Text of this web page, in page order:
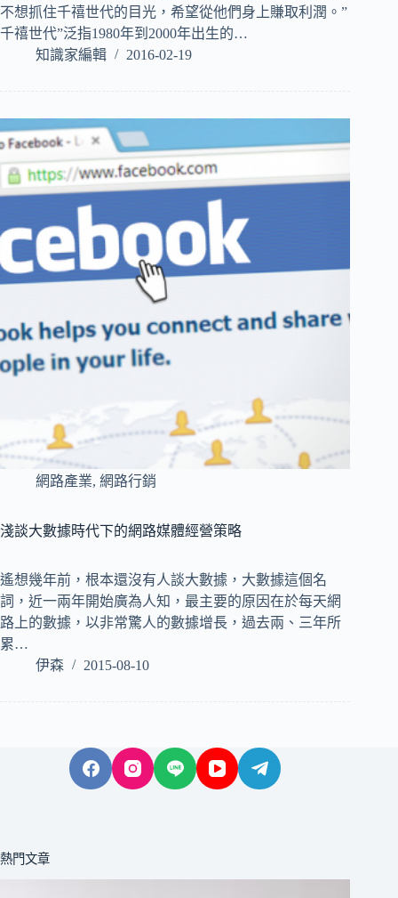
不想抓住千禧世代的目光，希望從他們身上賺取利潤。”
千禧世代”泛指1980年到2000年出生的…
知識家編輯
2016-02-19
網路產業, 網路行銷
淺談大數據時代下的網路媒體經營策略
遙想幾年前，根本還沒有人談大數據，大數據這個名
詞，近一兩年開始廣為人知，最主要的原因在於每天網
路上的數據，以非常驚人的數據增長，過去兩、三年所
累…
伊森
2015-08-10
熱門文章